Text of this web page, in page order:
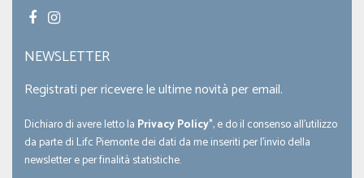
NEWSLETTER
Registrati per ricevere le ultime novità per email.
Dichiaro di avere letto la Privacy Policy*, e do il consenso all'utilizzo
da parte di Lifc Piemonte dei dati da me inseriti per l'invio della
newsletter e per finalità statistiche.